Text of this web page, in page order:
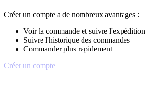
Créer un compte a de nombreux avantages :
Voir la commande et suivre l'expédition
Suivre l'historique des commandes
Commander plus rapidement
Créer un compte